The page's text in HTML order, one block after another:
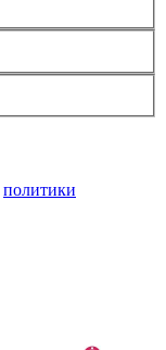
политики